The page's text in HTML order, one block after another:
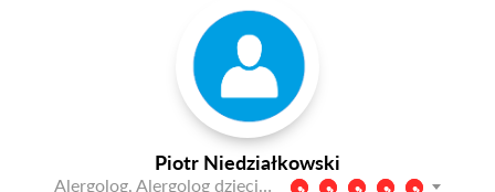
Piotr Niedziałkowski
Alergolog, Alergolog dziecięcy